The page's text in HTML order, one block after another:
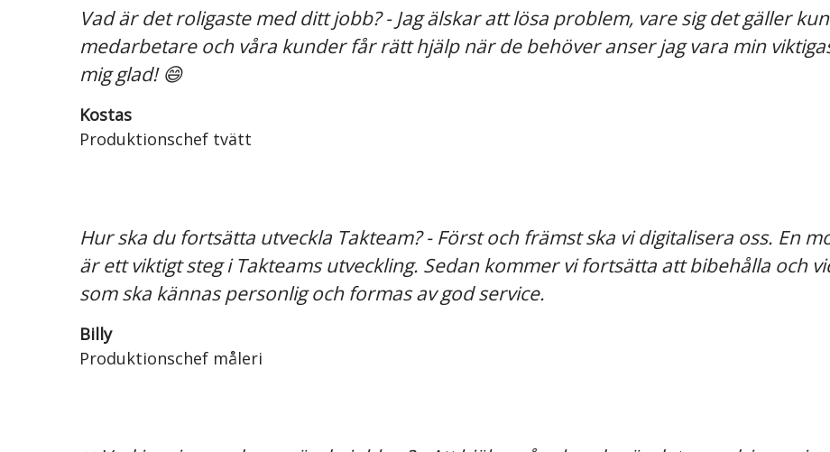
Vad är det roligaste med ditt jobb? - Jag älskar att lösa problem, vare sig det gäller
medarbetare och våra kunder får rätt hjälp när de behöver anser jag vara min
mig glad! 😄
Kostas
Produktionschef tvätt
Hur ska du fortsätta utveckla Takteam? - Först och främst ska vi digitalisera oss. En
är ett viktigt steg i Takteams utveckling. Sedan kommer vi fortsätta att bibehålla och
som ska kännas personlig och formas av god service.
Billy
Produktionschef måleri